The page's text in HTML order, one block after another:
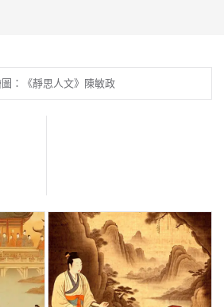
：《靜思人文》陳敏政